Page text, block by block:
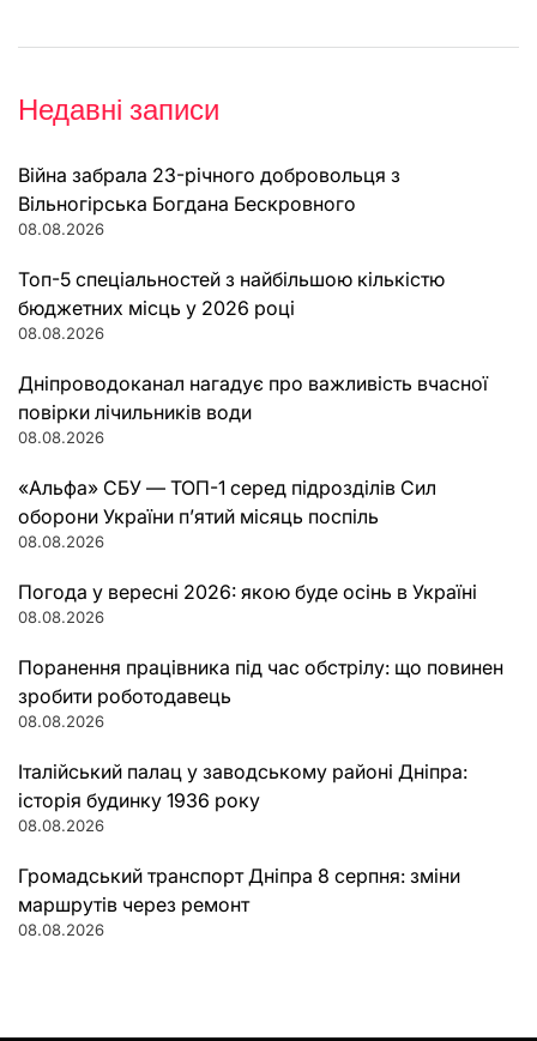
Недавні записи
Війна забрала 23-річного добровольця з
Вільногірська Богдана Бескровного
08.08.2026
Топ-5 спеціальностей з найбільшою кількістю
бюджетних місць у 2026 році
08.08.2026
Дніпроводоканал нагадує про важливість вчасної
повірки лічильників води
08.08.2026
«Альфа» СБУ — ТОП-1 серед підрозділів Сил
оборони України п’ятий місяць поспіль
08.08.2026
Погода у вересні 2026: якою буде осінь в Україні
08.08.2026
Поранення працівника під час обстрілу: що повинен
зробити роботодавець
08.08.2026
Італійський палац у заводському районі Дніпра:
історія будинку 1936 року
08.08.2026
Громадський транспорт Дніпра 8 серпня: зміни
маршрутів через ремонт
08.08.2026